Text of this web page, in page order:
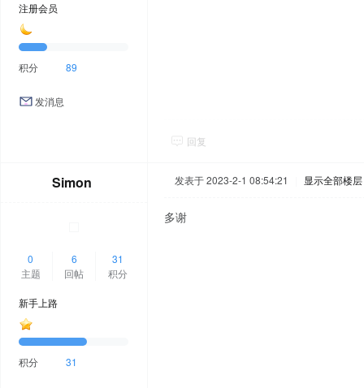
注册会员
积分 89
发消息
回复
Simon
0
主题
6
回帖
31
积分
新手上路
积分 31
发表于 2023-2-1 08:54:21 显示全部楼层
多谢